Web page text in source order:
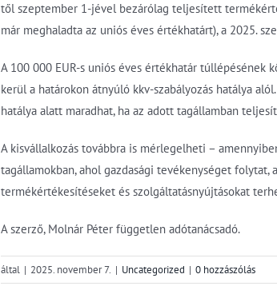
től szeptember 1-jével bezárólag teljesített
már meghaladta az uniós éves értékhatárt), a 2025.
A 100 000 EUR-s uniós éves értékhatár túllépésének
kerül a határokon átnyúló kkv-szabályozás hatálya
hatálya alatt maradhat, ha az adott tagállamban
A kisvállalkozás továbbra is mérlegelheti –
tagállamokban, ahol gazdasági tevékenységet folytat,
termékértékesítéseket és szolgáltatásnyújtásokat
A szerző, Molnár Péter független adótanácsadó.
által | 2025. november 7. | Uncategorized | 0 hozzászólás